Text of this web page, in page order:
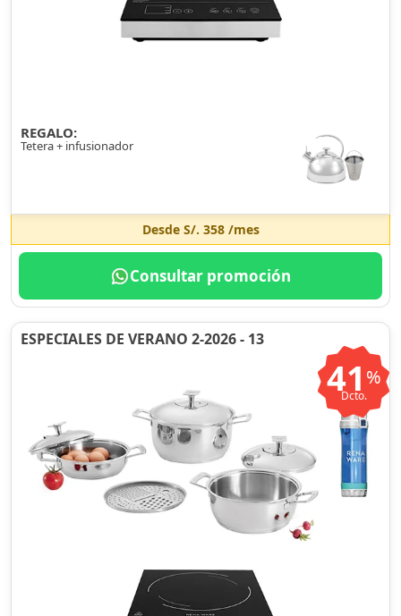
REGALO:
Tetera + infusionador
Desde S/. 358/mes
Consultar promoción
ESPECIALES DE VERANO 2-2026 - 13
41 %
Dcto.